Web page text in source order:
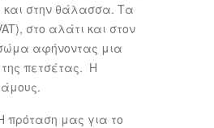
και στην θάλασσα. Τα
στο αλάτι και στον
αφήνοντας μια
πετσέτας. Η
πρόταση μας για το